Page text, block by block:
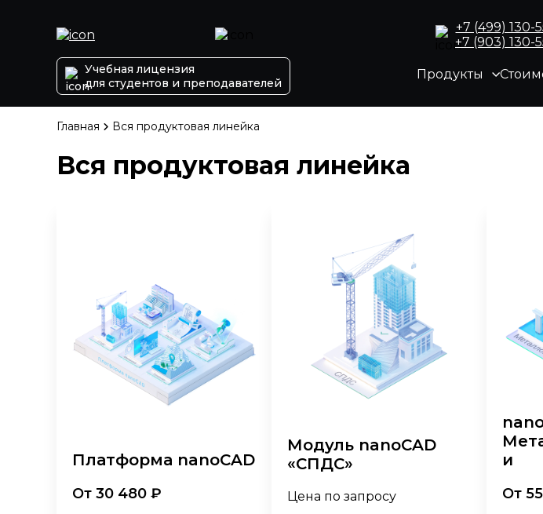
+7 (499) 130-
+7 (903) 130-
Учебная лицензия
для студентов и преподавателей
Продукты
Главная Вся продуктовая линейка
Вся продуктовая линейка
Платформа nanoCAD
От 30 480 ₽
Модуль nanoCAD
«СПДС»
Цена по запросу
и
От